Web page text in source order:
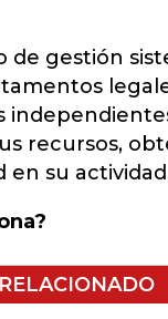
de gestión
recursos,
en su